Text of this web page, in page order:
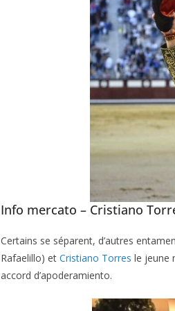
Info mercato – Cristiano
Certains se séparent, d’autres
Rafaelillo) et Cristiano Torres le jeune
accord d’apoderamiento.